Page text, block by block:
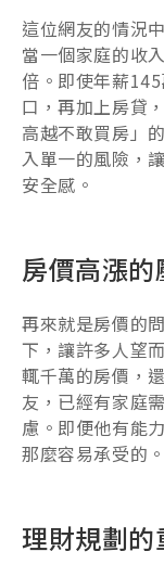
這位網友的情況
當一個家庭的收
倍。即使年薪
口，再加上房貸
高越不敢買房」
入單一的風險，
安全感。
房價高漲的
再來就是房價的
下，讓許多人望
輒千萬的房價，
友，已經有家庭
慮。即便他有能
那麼容易承受的。
理財規劃的